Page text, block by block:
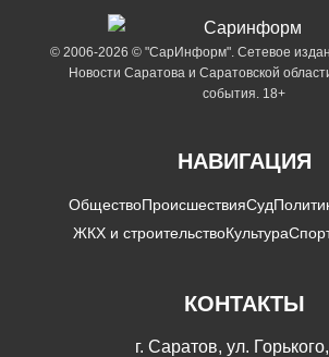
© 2006-2026 © "СарИнформ". Сетевое
Новости Саратова и Саратовской
события. 18+
НАВИГАЦИЯ
ОбществоПроисшествияСуд
ЖКХ и строительствоКультура
КОНТАКТЫ
г. Саратов, ул.